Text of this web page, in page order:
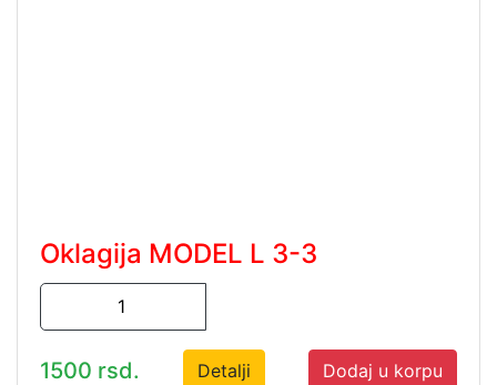
Oklagija MODEL L 3-3
1500 rsd. Detalji Dodaj u korpu